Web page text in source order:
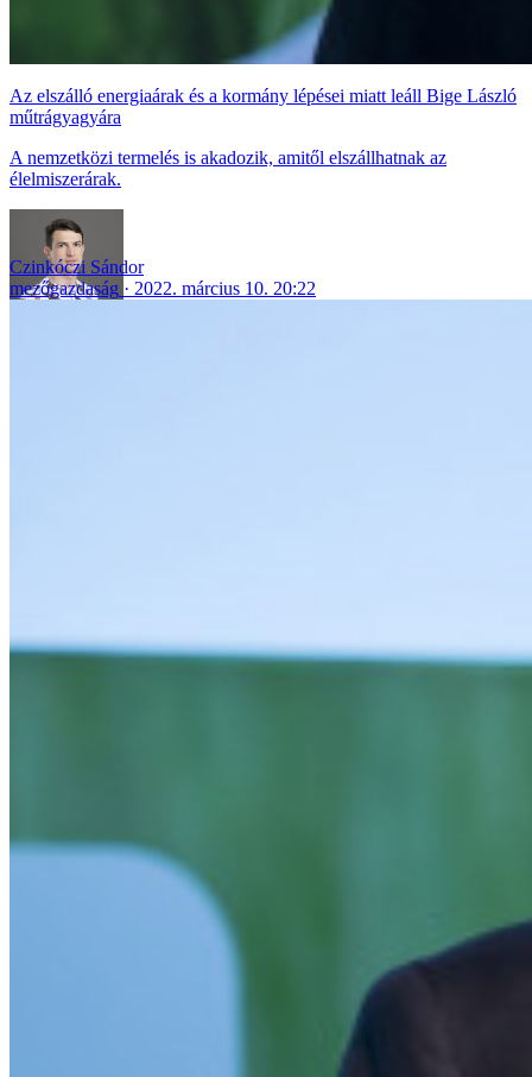
Az elszálló energiaárak és a kormány lépései miatt leáll Bige László
műtrágyagyára
A nemzetközi termelés is akadozik, amitől elszállhatnak az
élelmiszerárak.
Czinkóczi Sándor
mezőgazdaság
2022. március 10. 20:22